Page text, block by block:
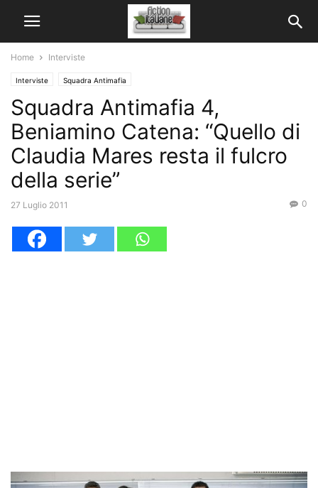
Home Interviste
Interviste Squadra Antimafia
Squadra Antimafia 4,
Beniamino Catena: “Quello di
Claudia Mares resta il fulcro
della serie”
27 Luglio 2011 0